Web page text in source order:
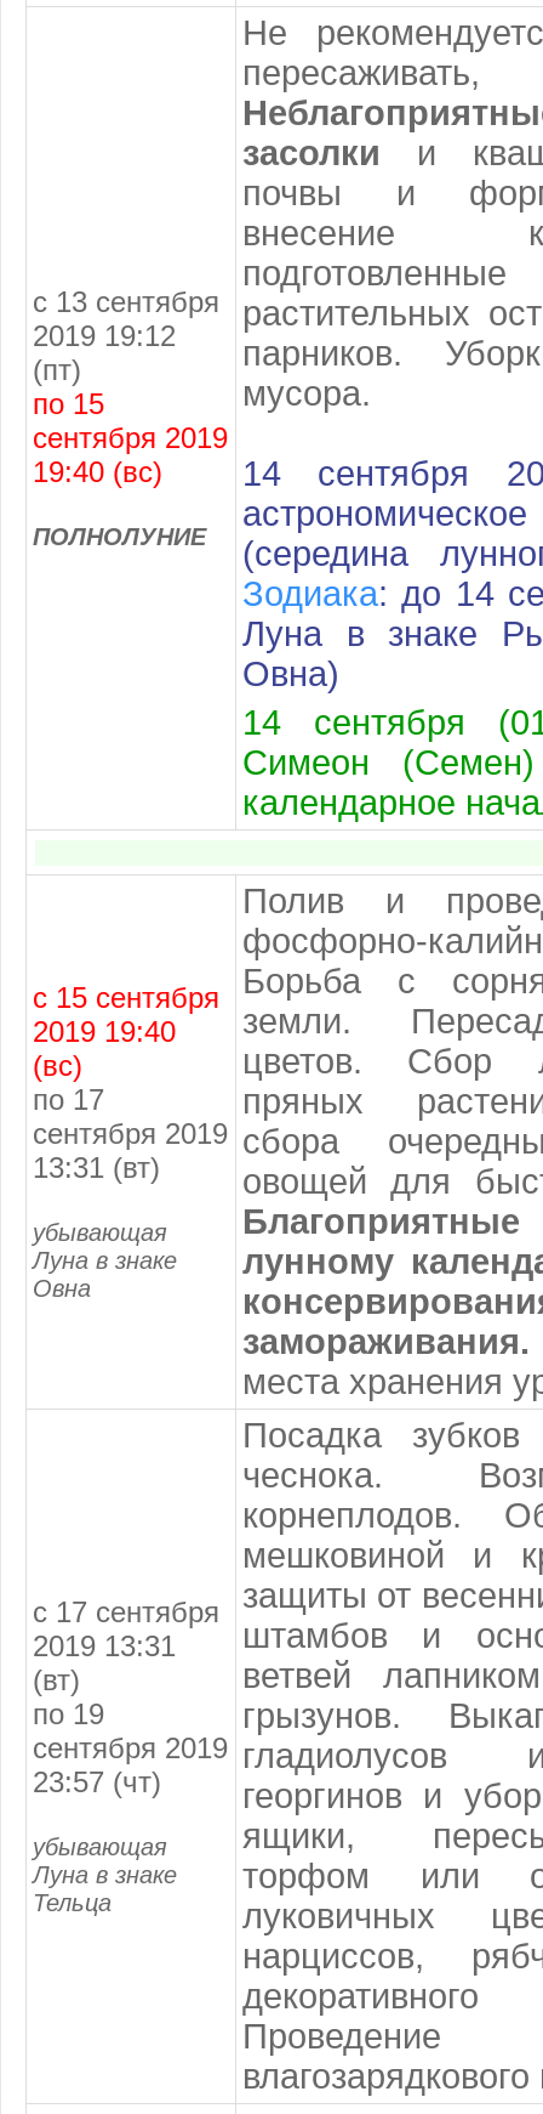
с 13 сентября
2019 19:12
(пт)
по 15
сентября 2019
19:40 (вс)
ПОЛНОЛУНИЕ
Не
засолки и
почвы и
внесение
растительных
парников.
мусора.
14 сентября
(середина
Зодиака: до 14
Луна в знаке
Овна)
14 сентября
Симеон
календарное
с 15 сентября
2019 19:40
(вс)
по 17
сентября 2019
13:31 (вт)
убывающая
Луна в знаке
Овна
Полив и
фосфорно-
Борьба с
земли.
цветов. Сбор
пряных
сбора
овощей для
лунному
замораживания.
места хранения
с 17 сентября
2019 13:31
(вт)
по 19
сентября 2019
23:57 (чт)
убывающая
Луна в знаке
Тельца
Посадка
чеснока.
корнеплодов.
мешковиной и
защиты от
штамбов и
ветвей
грызунов.
гладиолусов
георгинов и
ящики,
торфом или
луковичных
нарциссов,